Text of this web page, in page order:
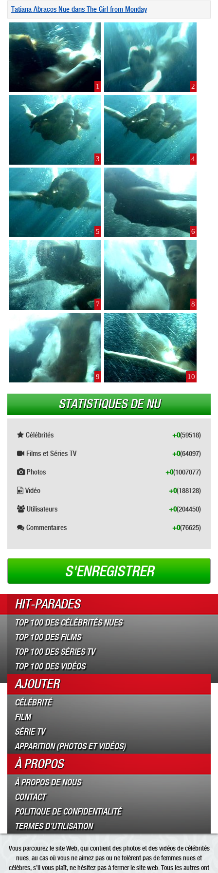
Tatiana Abracos Nue dans The Girl from Monday
1 2
3 4
5 6
7 8
9 10
STATISTIQUES DE NU
Célébrités (59518)
+0
Films et Séries TV (64097)
+0
Photos (1007077)
+0
Vidéo (188128)
+0
Utilisateurs (204450)
+0
Commentaires (76625)
+0
S'ENREGISTRER
HIT-PARADES
TOP 100 DES CÉLÉBRITÉS NUES
TOP 100 DES FILMS
TOP 100 DES SÉRIES TV
TOP 100 DES VIDÉOS
AJOUTER
CÉLÉBRITÉ
FILM
SÉRIE TV
APPARITION (PHOTOS ET VIDÉOS)
À PROPOS
À PROPOS DE NOUS
CONTACT
POLITIQUE DE CONFIDENTIALITÉ
TERMES D’UTILISATION
Vous parcourez le site Web, qui contient des photos et des vidéos de célébrités
nues. au cas où vous ne aimez pas ou ne tolèrent pas de femmes nues et
célèbres, s’il vous plaît, ne hésitez pas à fermer le site web. Tous les autres ont